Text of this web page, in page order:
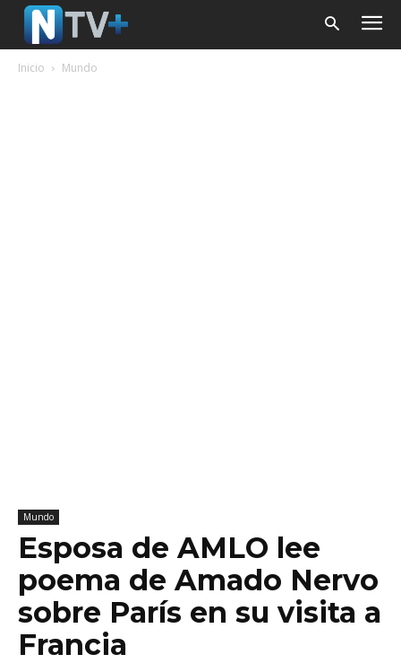
Inicio Mundo
Mundo
Esposa de AMLO lee
poema de Amado Nervo
sobre París en su visita a
Francia